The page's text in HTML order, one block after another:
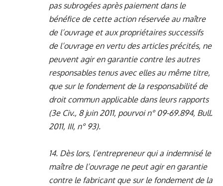
pas subrogées après paiement dans le
bénéfice de cette action réservée au maître
de l’ouvrage et aux propriétaires successifs
de l’ouvrage en vertu des articles précités, ne
peuvent agir en garantie contre les autres
responsables tenus avec elles au même titre,
que sur le fondement de la responsabilité de
droit commun applicable dans leurs rapports
(3e Civ., 8 juin 2011, pourvoi n° 09-69.894, Bull.
2011, III, n° 93).
14. Dès lors, l’entrepreneur qui a indemnisé le
maître de l’ouvrage ne peut agir en garantie
contre le fabricant que sur le fondement de la